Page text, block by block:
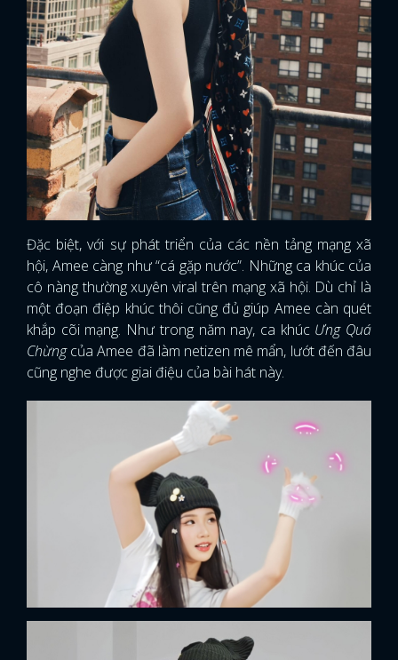
Đặc biệt, với sự phát triển của các nền tảng mạng xã
hội, Amee càng như “cá gặp nước”. Những ca khúc của
cô nàng thường xuyên viral trên mạng xã hội. Dù chỉ là
một đoạn điệp khúc thôi cũng đủ giúp Amee càn quét
khắp cõi mạng. Như trong năm nay, ca khúc Ưng Quá
Chừngcủa Amee đã làm netizen mê mẩn, lướt đến đâu
cũng nghe được giai điệu của bài hát này.